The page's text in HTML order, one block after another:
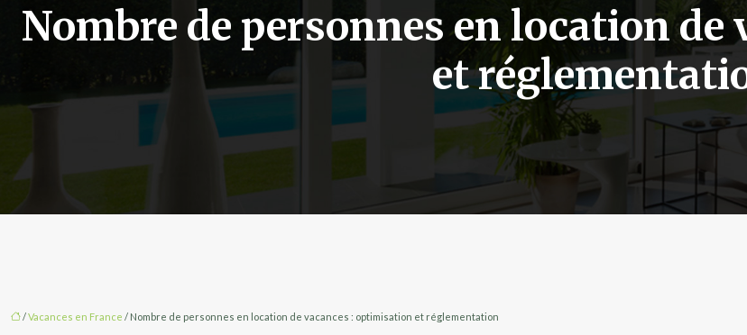
Nombre de personnes en location
et
/Vacances en France / Nombre de personnes en location de vacances : optimisation et réglementation